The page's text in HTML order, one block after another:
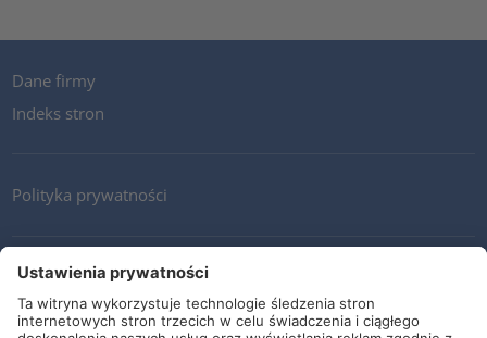
Dane firmy
Indeks stron
Polityka prywatności
Kontakt